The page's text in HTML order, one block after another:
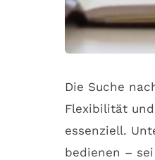
Die Suche
Flexibilität
essenziell.
bedienen –